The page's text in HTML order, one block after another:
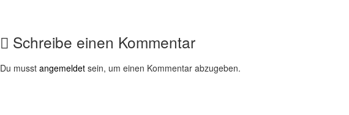
Schreibe einen Kommentar
Du musst angemeldet sein, um einen Kommentar abzugeben.